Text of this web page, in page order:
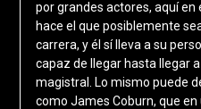
por grandes actores, aquí en
hace el que posiblemente
carrera, y él sí lleva a su
capaz de llegar hasta llegar
magistral. Lo mismo puede
como James Coburn, que